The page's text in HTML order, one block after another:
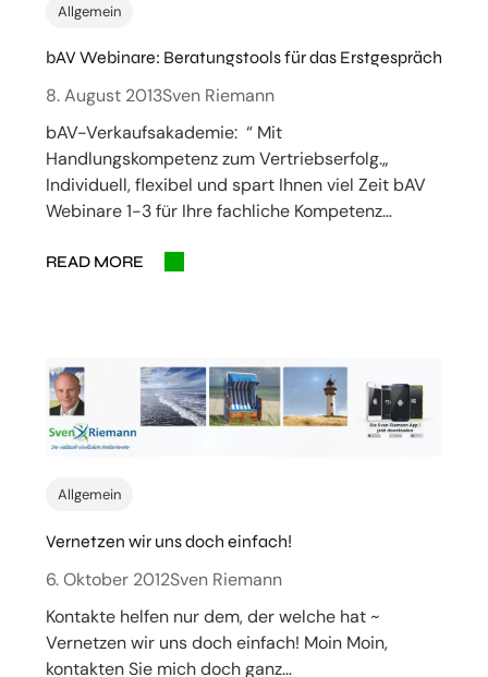
Allgemein
bAV Webinare: Beratungstools für das Erstgespräch
8. August 2013Sven Riemann
bAV-Verkaufsakademie: “ Mit
Handlungskompetenz zum Vertriebserfolg.„
Individuell, flexibel und spart Ihnen viel Zeit bAV
Webinare 1-3 für Ihre fachliche Kompetenz…
READ MORE
Allgemein
Vernetzen wir uns doch einfach!
6. Oktober 2012Sven Riemann
Kontakte helfen nur dem, der welche hat ~
Vernetzen wir uns doch einfach! Moin Moin,
kontakten Sie mich doch ganz…